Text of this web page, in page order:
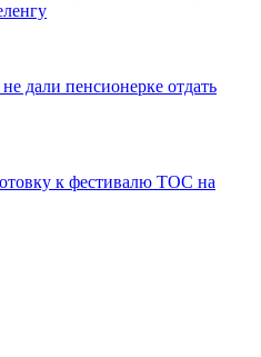
дали пенсионерке отдать
к фестивалю ТОС на